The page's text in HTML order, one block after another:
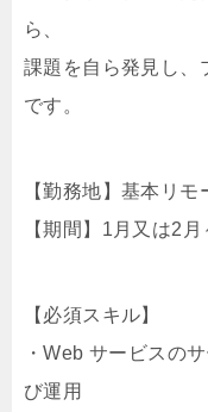
ら、
課題を自ら発見し、
です。
【勤務地】基本リモ
【期間】1月又は2月
【必須スキル】
・Web サービスの
び運用